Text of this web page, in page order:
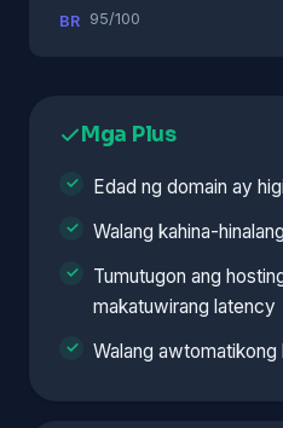
BR 95/100
Mga Plus
Edad ng domain ay
Walang kahina-
Tumutugon ang
makatuwirang latency
Walang